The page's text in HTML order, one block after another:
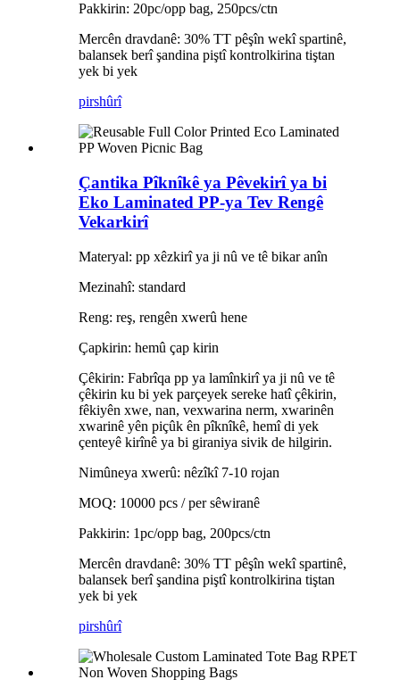
Pakkirin: 20pc/opp bag, 250pcs/ctn
Mercên dravdanê: 30% TT pêşîn wekî spartinê,
balansek berî şandina piştî kontrolkirina tiştan
yek bi yek
pirshûrî
Çantika Pîknîkê ya Pêvekirî ya bi
Eko Laminated PP-ya Tev Rengê
Vekarkirî
Materyal: pp xêzkirî ya ji nû ve tê bikar anîn
Mezinahî: standard
Reng: reş, rengên xwerû hene
Çapkirin: hemû çap kirin
Çêkirin: Fabrîqa pp ya lamînkirî ya ji nû ve tê
çêkirin ku bi yek parçeyek sereke hatî çêkirin,
fêkiyên xwe, nan, vexwarina nerm, xwarinên
xwarinê yên piçûk ên pîknîkê, hemî di yek
çenteyê kirînê ya bi giraniya sivik de hilgirin.
Nimûneya xwerû: nêzîkî 7-10 rojan
MOQ: 10000 pcs / per sêwiranê
Pakkirin: 1pc/opp bag, 200pcs/ctn
Mercên dravdanê: 30% TT pêşîn wekî spartinê,
balansek berî şandina piştî kontrolkirina tiştan
yek bi yek
pirshûrî